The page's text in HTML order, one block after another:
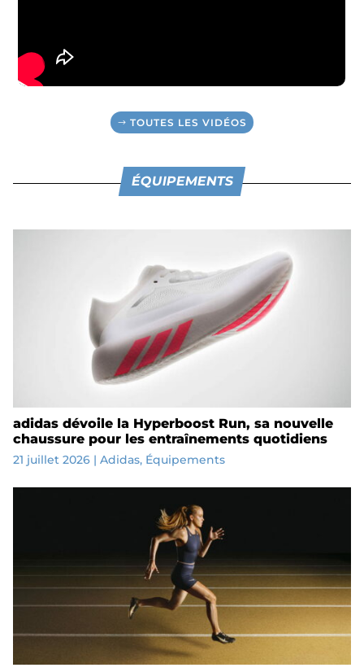
TOUTES LES VIDÉOS
ÉQUIPEMENTS
adidas dévoile la Hyperboost Run, sa nouvelle
chaussure pour les entraînements quotidiens
21 juillet 2026| Adidas, Équipements